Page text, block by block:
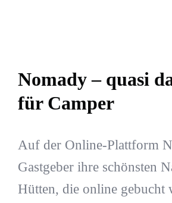
Nomady – quasi
für Camper
Auf der Online-Plattform
Gastgeber ihre schönsten
Hütten, die online gebucht